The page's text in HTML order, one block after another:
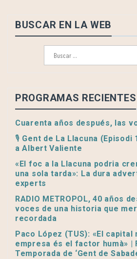
BUSCAR EN LA WEB
PROGRAMAS RECIENTES
Cuarenta años después, las
🎙️ Gent de La Llacuna (Episodi
a Albert Valiente
«El foc a la Llacuna podria
una sola tarda»: La dura
experts
RADIO METROPOL, 40 años
voces de una historia que
recordada
Paco López (TUS): «El capital
empresa és el factor humà» |
Temporada de ‘Gent de